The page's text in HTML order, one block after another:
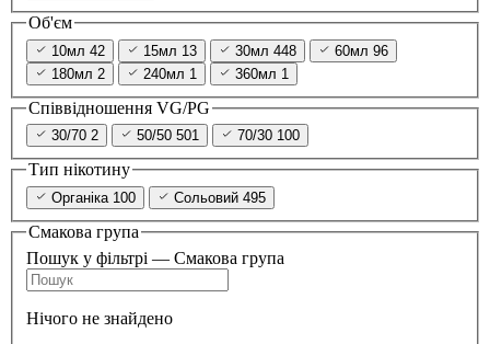
Об'єм
10мл 42 15мл 13 30мл 448 60мл 96
180мл 2 240мл 1 360мл 1
Співвідношення VG/PG
30/70 2 50/50 501 70/30 100
Тип нікотину
Органіка 100 Сольовий 495
Смакова група
Пошук у фільтрі — Смакова група
Нічого не знайдено